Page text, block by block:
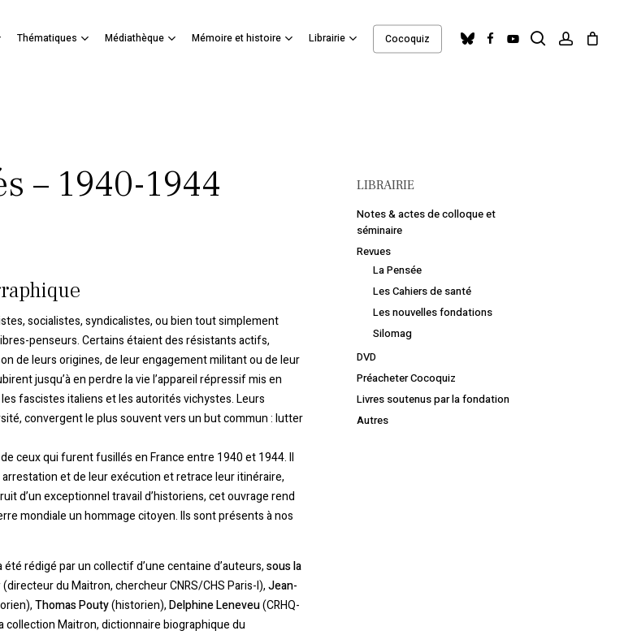
Thématiques Médiathèque Mémoire et histoire Librairie Cocoquiz blueskyfacebookyoutube searchaccount
Panier Close
Cart
– 1940-1944
socialistes, syndicalistes, ou bien tout simplement
penseurs. Certains étaient des résistants actifs,
de leurs origines, de leur engagement militant ou de leur
jusqu’à en perdre la vie l’appareil répressif mis en
fascistes italiens et les autorités vichystes. Leurs
convergent le plus souvent vers un but commun : lutter
ceux qui furent fusillés en France entre 1940 et 1944. Il
et de leur exécution et retrace leur itinéraire,
d’un exceptionnel travail d’historiens, cet ouvrage rend
mondiale un hommage citoyen. Ils sont présents à nos
rédigé par un collectif d’une centaine d’auteurs,sous la
(directeur du Maitron, chercheur CNRS/CHS Paris-I),Jean-
Thomas Pouty(historien),Delphine Leneveu(CRHQ-
collection Maitron, dictionnaire biographique du
LIBRAIRIE
Notes & actes de colloque et
séminaire
Revues
La Pensée
Les Cahiers de santé
Les nouvelles fondations
Silomag
DVD
Préacheter Cocoquiz
Livres soutenus par la fondation
Autres